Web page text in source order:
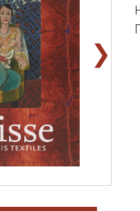
❯